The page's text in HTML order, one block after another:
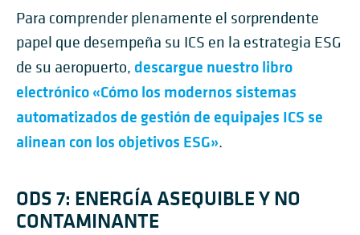
Para comprender plenamente el sorprendente
papel que desempeña su ICS en la estrategia ESG
de su aeropuerto, descargue nuestro libro
electrónico «Cómo los modernos sistemas
automatizados de gestión de equipajes ICS se
alinean con los objetivos ESG».
ODS 7: ENERGÍA ASEQUIBLE Y NO
CONTAMINANTE